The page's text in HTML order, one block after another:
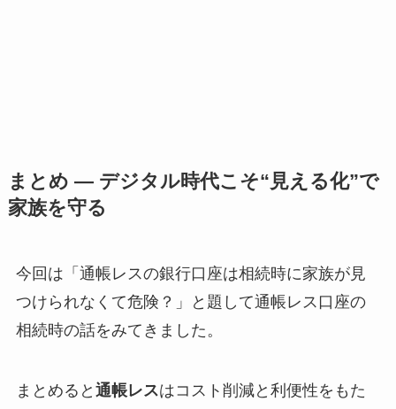
まとめ ― デジタル時代こそ“見える化”で
家族を守る
今回は「通帳レスの銀行口座は相続時に家族が見
つけられなくて危険？」と題して通帳レス口座の
相続時の話をみてきました。
まとめると 通帳レスはコスト削減と利便性をもた